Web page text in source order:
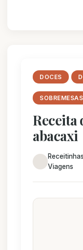
DOCES
Receita
abacaxi
Viagens